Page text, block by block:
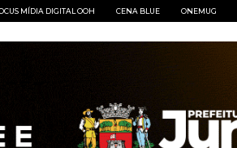
MÍDIA DIGITAL OOH CENA BLUE ONEMUG